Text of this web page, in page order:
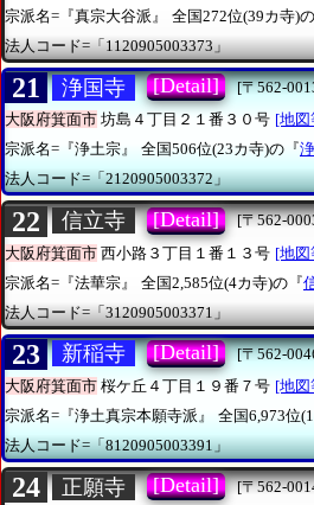
宗派名=『真宗大谷派』
全国272位(39カ寺)
法人コード=「1120905003373」
21 浄国寺 [Detail]
[〒562-
大阪府箕面市 坊島４丁目２１番３０号 [地図
宗派名=『浄土宗』
全国506位(23カ寺)の『
法人コード=「2120905003372」
22 信立寺 [Detail]
[〒562-
大阪府箕面市 西小路３丁目１番１３号 [地図
宗派名=『法華宗』
全国2,585位(4カ寺)の『
法人コード=「3120905003371」
23 新稲寺 [Detail]
[〒562-
大阪府箕面市 桜ケ丘４丁目１９番７号 [地図
宗派名=『浄土真宗本願寺派』
全国6,973位
法人コード=「8120905003391」
24 正願寺 [Detail]
[〒562-